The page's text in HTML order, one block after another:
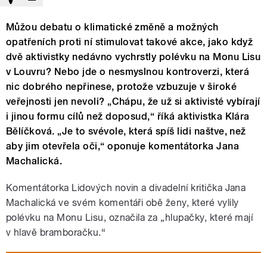
Můžou debatu o klimatické změně a možných
opatřeních proti ní stimulovat takové akce, jako když
dvě aktivistky nedávno vychrstly polévku na Monu Lisu
v Louvru? Nebo jde o nesmyslnou kontroverzi, která
nic dobrého nepřinese, protože vzbuzuje v široké
veřejnosti jen nevoli? „Chápu, že už si aktivisté vybírají
i jinou formu cílů než doposud,“ říká aktivistka Klára
Bělíčková. „Je to svévole, která spíš lidi naštve, než
aby jim otevřela oči,“ oponuje komentátorka Jana
Machalická.
Komentátorka Lidových novin a divadelní kritička Jana
Machalická ve svém komentáři obě ženy, které vylily
polévku na Monu Lisu, označila za „hlupačky, které mají
v hlavě bramboračku.“